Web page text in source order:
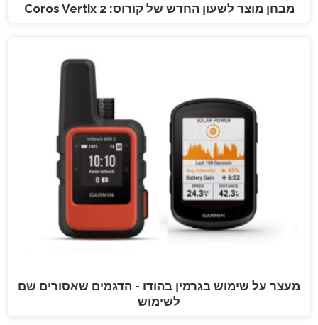
מבחן מוצר לשעון החדש של קורוס: Coros Vertix 2
מעצר על שימוש בגרמין בהודו - הדגמים שאסורים שם
לשימוש